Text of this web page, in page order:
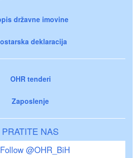
državne imovine
deklaracija
OHR tenderi
Zaposlenje
PRATITE NAS
Follow @OHR_BiH